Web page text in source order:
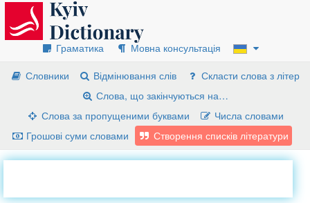
Граматика
Мовна консультація
Словники
Відмінювання слів
Скласти слова з літер
Слова, що закінчуються на…
Слова за пропущеними буквами
Числа словами
Грошові суми словами
Створення списків літератури